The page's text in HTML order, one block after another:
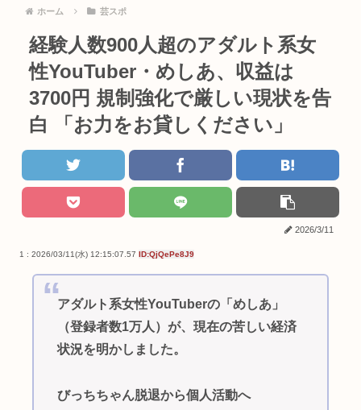
ホーム 芸スポ
経験人数900人超のアダルト系女
性YouTuber・めしあ、収益は
3700円 規制強化で厳しい現状を告
白 「お力をお貸しください」
2026/3/11
1 : 2026/03/11(水) 12:15:07.57 ID:QjQePe8J9
アダルト系女性YouTuberの「めしあ」
（登録者数1万人）が、現在の苦しい経済
状況を明かしました。
びっちちゃん脱退から個人活動へ